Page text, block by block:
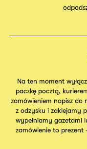
Na ten moment
paczkę pocztą,
zamówieniem napisz do
z odzysku i zaklejamy
wypełniamy gazetami
zamówienie to prezent